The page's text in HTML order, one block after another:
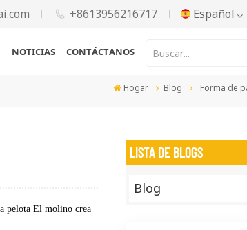
+8613956216717 Español
Español
NOTICIAS CONTÁCTANOS
Hogar Blog Forma de
LISTA DE BLOGS
Blog
pelota El molino crea